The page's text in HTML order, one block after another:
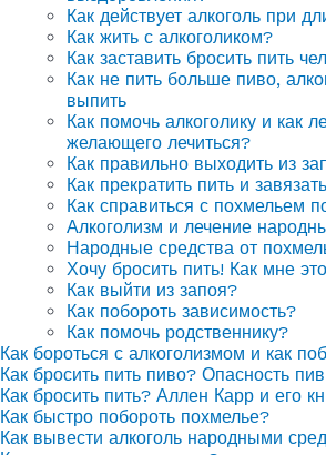
Как действует алкоголь при
Как жить с алкоголиком?
Как заставить бросить пить
Как не пить больше пиво,
выпить
Как помочь алкоголику и как
желающего лечиться?
Как правильно выходить из
Как прекратить пить и
Как справиться с похмельем
Алкоголизм и лечение
Народные средства от
Хочу бросить пить! Как мне
Как выйти из запоя?
Как побороть зависимость?
Как помочь родственнику?
Как бороться с алкоголизмом и как
Как бросить пить пиво? Опасность
Как бросить пить? Аллен Карр и его
Как быстро побороть похмелье?
Как вывести алкоголь народными